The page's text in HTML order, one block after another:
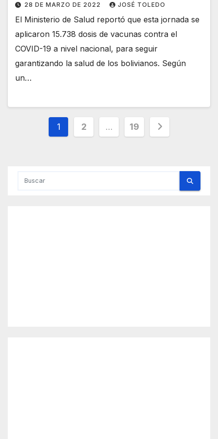
28 DE MARZO DE 2022 JOSÉ TOLEDO
El Ministerio de Salud reportó que esta jornada se
aplicaron 15.738 dosis de vacunas contra el
COVID-19 a nivel nacional, para seguir
garantizando la salud de los bolivianos. Según
un…
Paginación
1 2 … 19